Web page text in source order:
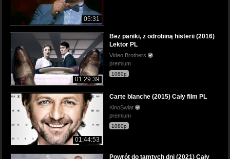
05:31
01:29:39
Bez paniki, z odrobiną histerii (2016)
Lektor PL
Video Brothers
premium
1080p
01:44:53
Carte blanche (2015) Cały film PL
KinoSwiat
premium
1080p
Powrót do tamtych dni (2021) Cały